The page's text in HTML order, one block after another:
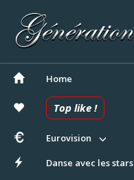
Home
Top like !
Eurovision
Danse avec les stars